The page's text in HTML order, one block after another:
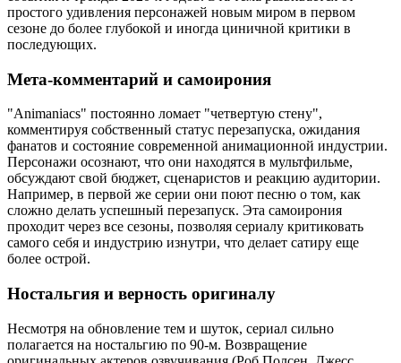
простого удивления персонажей новым миром в первом
сезоне до более глубокой и иногда циничной критики в
последующих.
Мета-комментарий и самоирония
"Animaniacs" постоянно ломает "четвертую стену",
комментируя собственный статус перезапуска, ожидания
фанатов и состояние современной анимационной индустрии.
Персонажи осознают, что они находятся в мультфильме,
обсуждают свой бюджет, сценаристов и реакцию аудитории.
Например, в первой же серии они поют песню о том, как
сложно делать успешный перезапуск. Эта самоирония
проходит через все сезоны, позволяя сериалу критиковать
самого себя и индустрию изнутри, что делает сатиру еще
более острой.
Ностальгия и верность оригиналу
Несмотря на обновление тем и шуток, сериал сильно
полагается на ностальгию по 90-м. Возвращение